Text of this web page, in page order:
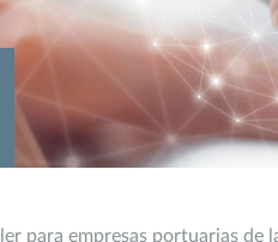
para empresas portuarias de